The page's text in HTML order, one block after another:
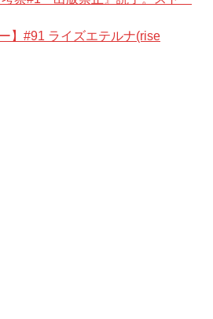
】#91 ライズエテルナ(rise